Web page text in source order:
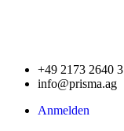
+49 2173 2640
info@prisma.ag
Anmelden